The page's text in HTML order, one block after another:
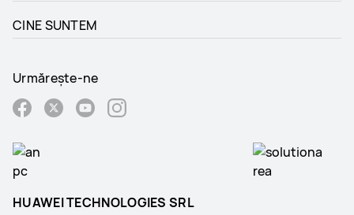
CINE SUNTEM
Urmărește-ne
HUAWEI TECHNOLOGIES SRL